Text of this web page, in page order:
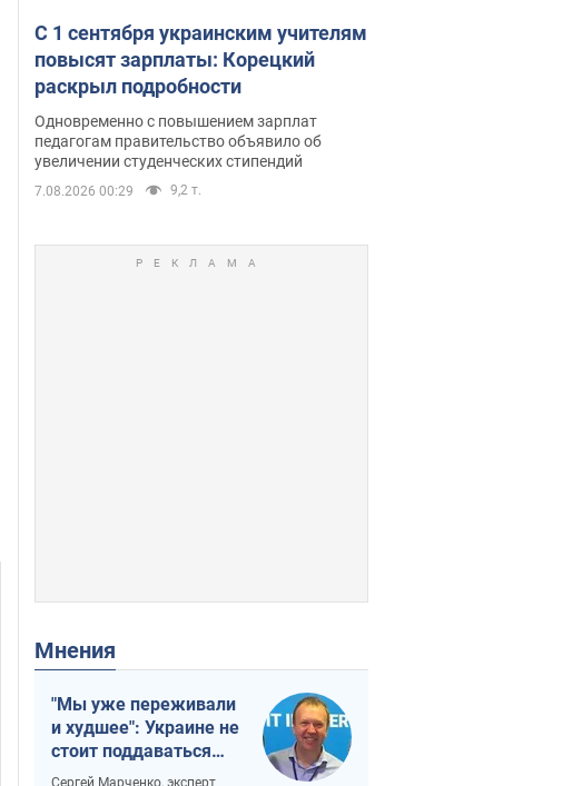
С 1 сентября украинским учителям
повысят зарплаты: Корецкий
раскрыл подробности
Одновременно с повышением зарплат
педагогам правительство объявило об
увеличении студенческих стипендий
7.08.2026 00:29 9,2 т.
Мнения
"Мы уже переживали
и худшее": Украине не
стоит поддаваться
отчаянию из-за
Сергей Марченко, эксперт